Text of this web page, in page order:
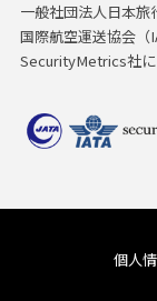
一般社団法人日本旅
国際航空運送協会（
SecurityMetrics社に
個人